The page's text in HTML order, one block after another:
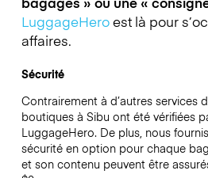
LuggageHeroest là pour
affaires.
Sécurité
Contrairement à d’autres services
boutiques à Sibu ont été vérifiées
LuggageHero. De plus, nous
sécurité en option pour chaque
et son contenu peuvent être